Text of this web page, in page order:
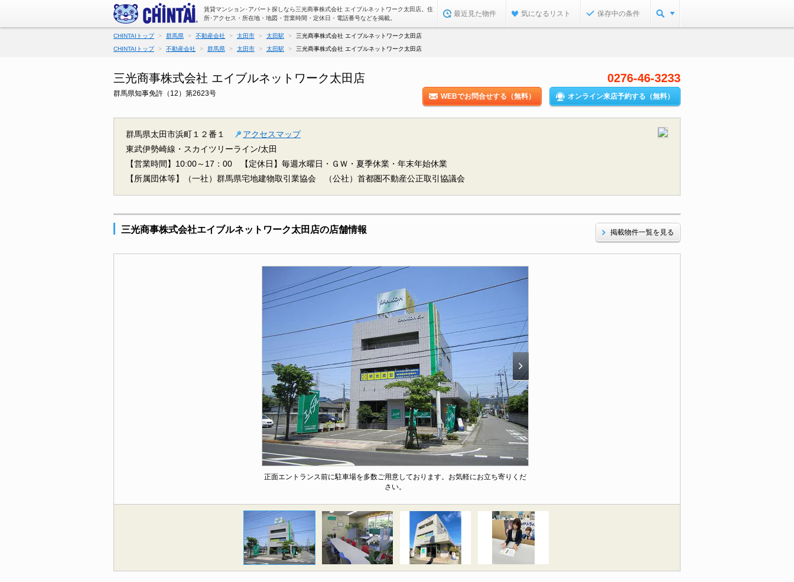
賃貸マンション･アパート探しなら三光商事株式会社 エイブルネットワーク太田店。住
所･アクセス・所在地・地図・営業時間・定休日・電話番号などを掲載。
最近見た物件 気になるリスト 保存中の条件
CHINTAIトップ 群馬県 不動産会社 太田市 太田駅
三光商事株式会社 エイブルネットワーク太田店
CHINTAIトップ
不動産会社 群馬県 太田市 太田駅 三光商事株式会社 エイブルネットワーク太田店
三光商事株式会社 エイブルネットワーク太田店
群馬県知事免許（12）第2623号
0276-46-3233
WEBでお問合せする（無料） オンライン来店予約する（無料）
群馬県太田市浜町１２番１
アクセスマップ
東武伊勢崎線・スカイツリーライン/太田
【営業時間】10:00～17：00
【定休日】毎週水曜日・ＧＷ・夏季休業・年末年始休業
【所属団体等】（一社）群馬県宅地建物取引業協会 （公社）首都圏不動産公正取引協議会
三光商事株式会社エイブルネットワーク太田店の店舗情報 掲載物件一覧を見る
正面エントランス前に駐車場を多数ご用意しております。お気軽にお立ち寄りくだ
さい。